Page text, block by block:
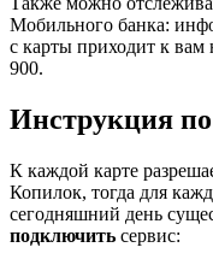
Мобильного банка:
с карты приходит к
900.
Инструкция
К каждой карте
Копилок, тогда для
сегодняшний день
подключить сервис: